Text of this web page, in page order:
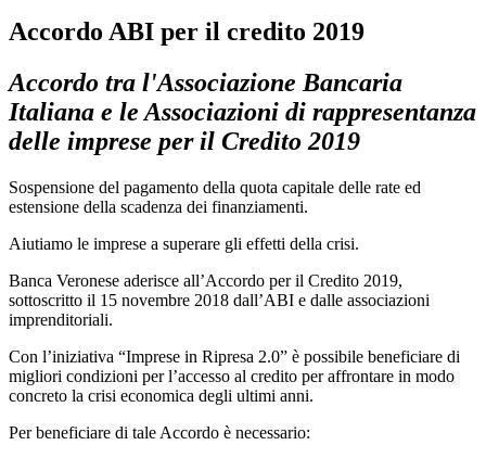
Accordo ABI per il credito 2019
Accordo tra l'Associazione Bancaria
Italiana e le Associazioni di rappresentanza
delle imprese per il Credito 2019
Sospensione del pagamento della quota capitale delle rate ed
estensione della scadenza dei finanziamenti.
Aiutiamo le imprese a superare gli effetti della crisi.
Banca Veronese aderisce all’Accordo per il Credito 2019,
sottoscritto il 15 novembre 2018 dall’ABI e dalle associazioni
imprenditoriali.
Con l’iniziativa “Imprese in Ripresa 2.0” è possibile beneficiare di
migliori condizioni per l’accesso al credito per affrontare in modo
concreto la crisi economica degli ultimi anni.
Per beneficiare di tale Accordo è necessario: